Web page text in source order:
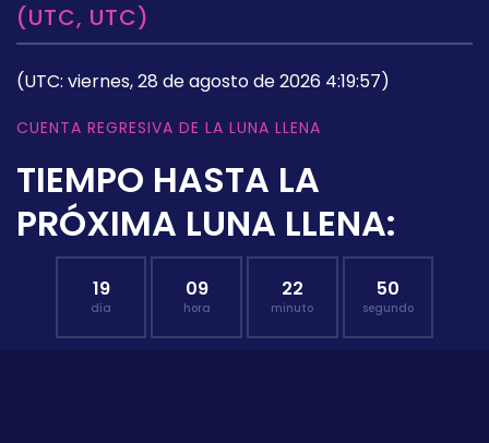
(UTC, UTC)
(UTC: viernes, 28 de agosto de 2026 4:19:57)
CUENTA REGRESIVA DE LA LUNA LLENA
TIEMPO HASTA LA
PRÓXIMA LUNA LLENA:
19
día
09
hora
22
minuto
49
segundo